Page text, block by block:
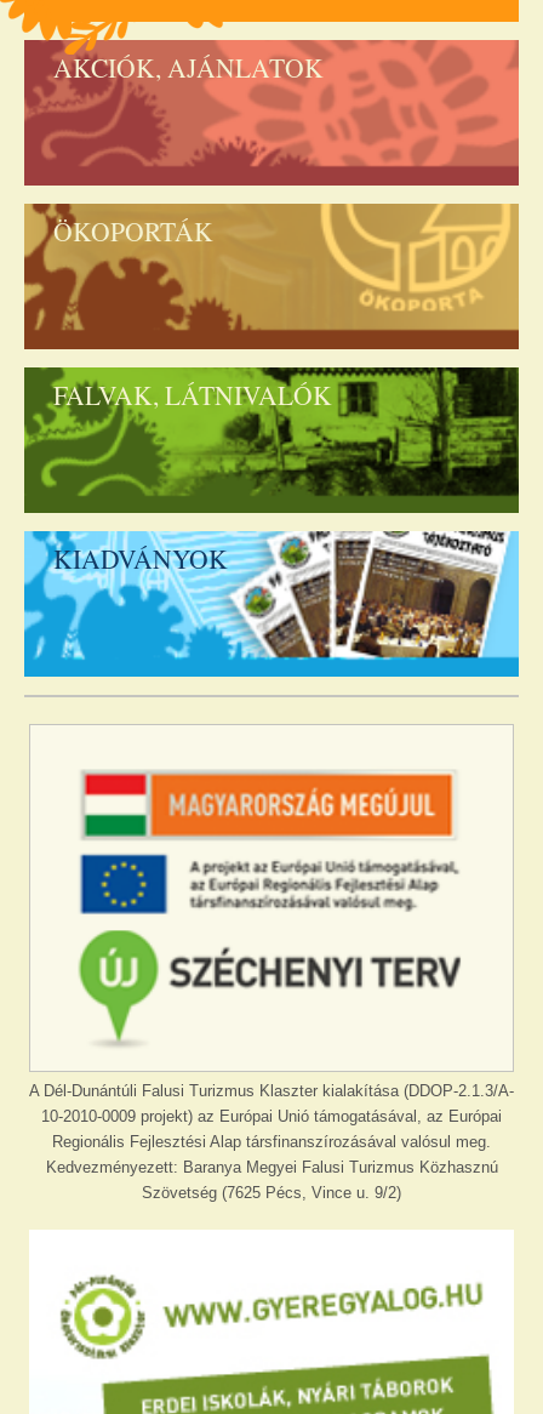
AKCIÓK, AJÁNLATOK
ÖKOPORTÁK
FALVAK, LÁTNIVALÓK
KIADVÁNYOK
A Dél-Dunántúli Falusi Turizmus Klaszter kialakítása (DDOP-2.1.3/A-
10-2010-0009 projekt) az Európai Unió támogatásával, az Európai
Regionális Fejlesztési Alap társfinanszírozásával valósul meg.
Kedvezményezett: Baranya Megyei Falusi Turizmus Közhasznú
Szövetség (7625 Pécs, Vince u. 9/2)